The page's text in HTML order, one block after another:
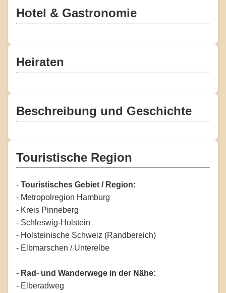
Hotel & Gastronomie
Heiraten
Beschreibung und Geschichte
Touristische Region
- Touristisches Gebiet / Region:
- Metropolregion Hamburg
- Kreis Pinneberg
- Schleswig-Holstein
- Holsteinische Schweiz (Randbereich)
- Elbmarschen / Unterelbe
- Rad- und Wanderwege in der Nähe:
- Elberadweg